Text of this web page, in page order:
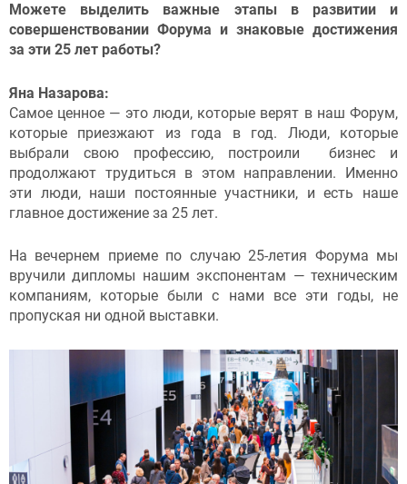
Можете выделить важные этапы в развитии и
совершенствовании Форума и знаковые достижения
за эти 25 лет работы?
Яна Назарова:
Самое ценное — это люди, которые верят в наш Форум,
которые приезжают из года в год. Люди, которые
выбрали свою профессию, построили бизнес и
продолжают трудиться в этом направлении. Именно
эти люди, наши постоянные участники, и есть наше
главное достижение за 25 лет.
На вечернем приеме по случаю 25-летия Форума мы
вручили дипломы нашим экспонентам — техническим
компаниям, которые были с нами все эти годы, не
пропуская ни одной выставки.